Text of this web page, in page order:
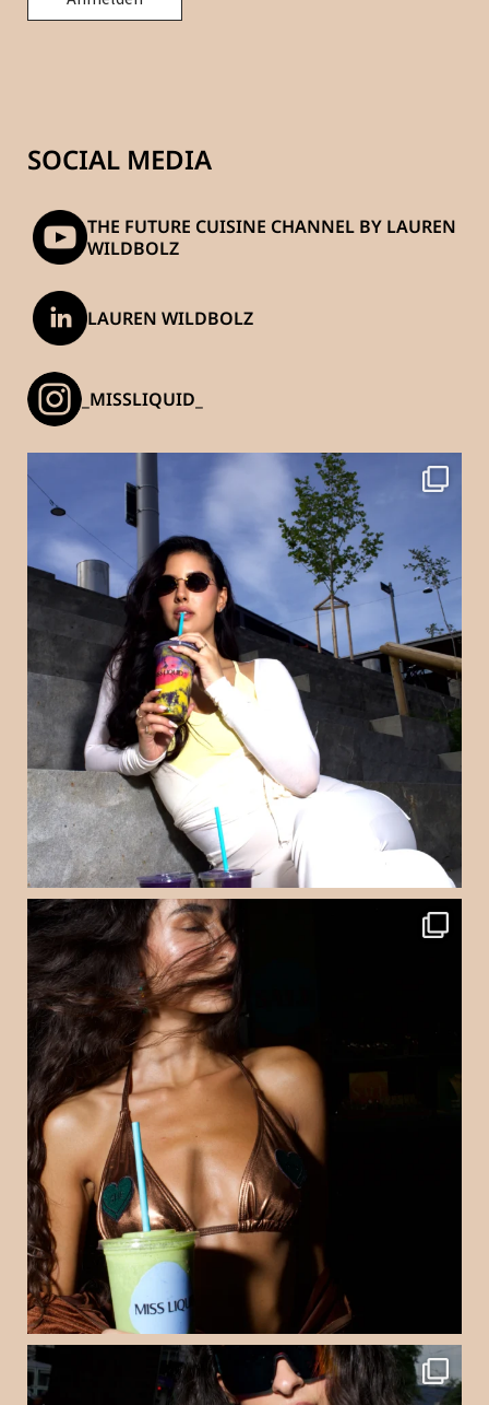
SOCIAL MEDIA
THE FUTURE CUISINE CHANNEL BY LAUREN
WILDBOLZ
LAUREN WILDBOLZ
_MISSLIQUID_